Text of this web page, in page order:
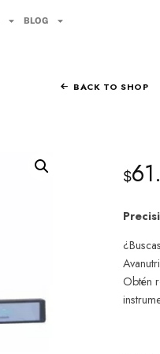
BLOG
BACK TO SHOP
$
Obtén